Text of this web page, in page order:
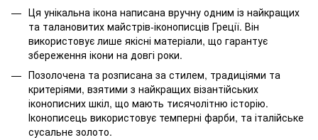
Ця унікальна ікона написана вручну одним із найкращих
та талановитих майстрів-іконописців Греції. Він
використовує лише якісні матеріали, що гарантує
збереження ікони на довгі роки.
Позолочена та розписана за стилем, традиціями та
критеріями, взятими з найкращих візантійських
іконописних шкіл, що мають тисячолітню історію.
Іконописець використовує темперні фарби, та італійське
сусальне золото.